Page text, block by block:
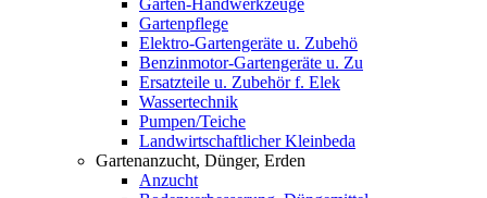
Garten-Handwerkzeuge
Gartenpflege
Elektro-Gartengeräte u. Zubehö
Benzinmotor-Gartengeräte u. Zu
Ersatzteile u. Zubehör f. Elek
Wassertechnik
Pumpen/Teiche
Landwirtschaftlicher Kleinbeda
Gartenanzucht, Dünger, Erden
Anzucht